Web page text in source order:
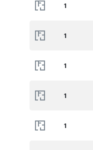
1
1
1
1
1